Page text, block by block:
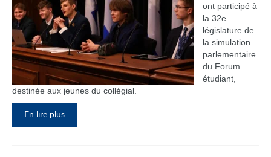
ont participé à
la 32e
législature de
la simulation
parlementaire
du Forum
étudiant,
destinée aux jeunes du collégial.
En lire plus